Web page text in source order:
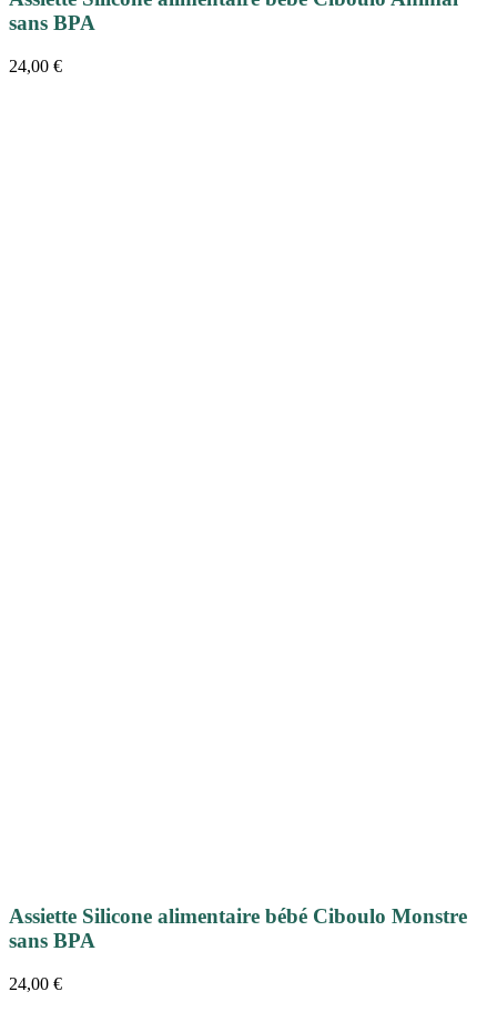
sans BPA
24,00 €
Assiette Silicone alimentaire bébé Ciboulo Monstre
sans BPA
24,00 €